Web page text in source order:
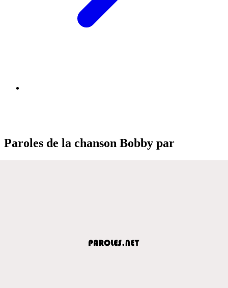
Paroles de la chanson Bobby par